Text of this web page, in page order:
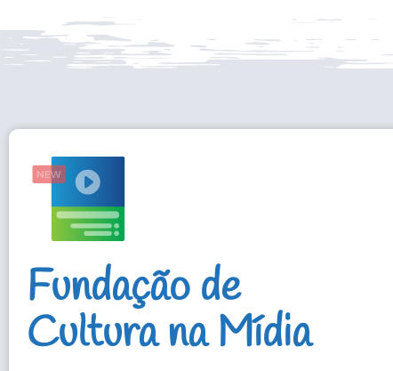
Fundação de
Cultura na Mídia